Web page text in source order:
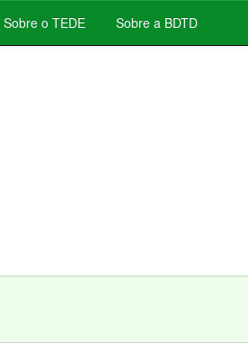
Sobre o TEDE Sobre a BDTD